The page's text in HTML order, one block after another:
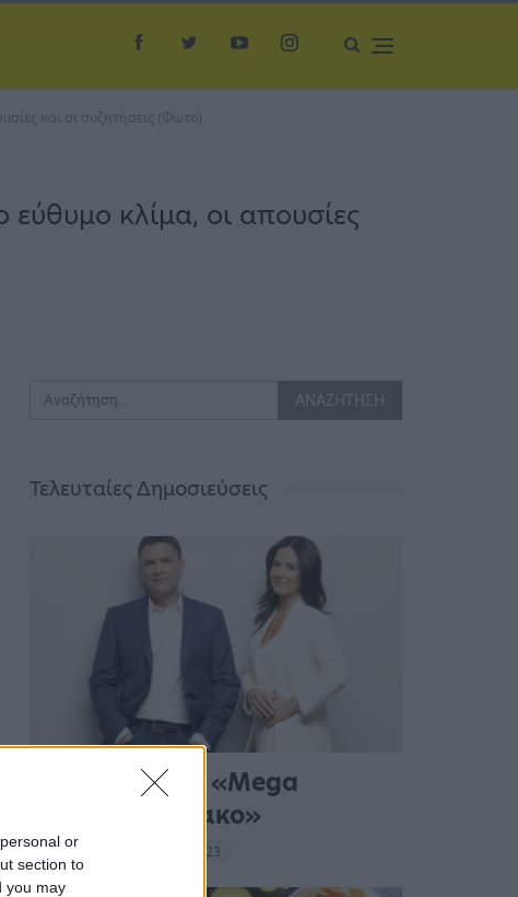
or
section to
you may
και οι συζητήσεις (Φωτο)
κλίμα, οι απουσίες
Τελευταίες Δημοσιεύσεις
Σε νέα ώρα το «Mega
Σαββατοκύριακο»
20:14 - 15 Σεπτεμβρίου 2023